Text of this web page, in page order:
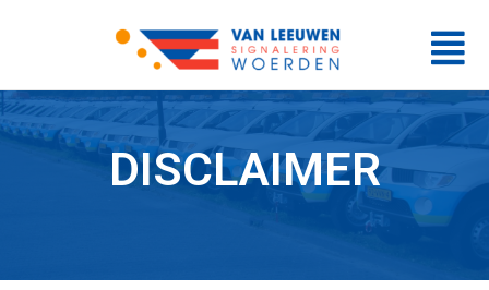
DISCLAIMER